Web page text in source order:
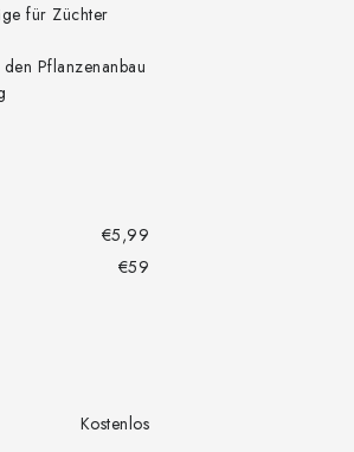
für Züchter
Pflanzenanbau
€5,99
€59
Kostenlos